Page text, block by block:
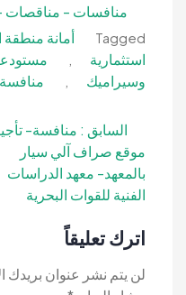
منافسات - مناقصات
Tagged أمانة منطقة
استثمارية
وسيراميك
منافسة
تصفّح
المقالات
السابق : منافسة-
موقع صراف آلي سيار
بالمعهد- معهد الدراسات
الفنية للقوات البحرية
اترك تعليقاً
لن يتم نشر عنوان بريدك